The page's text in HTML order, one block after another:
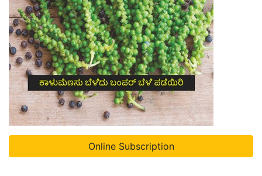
Online Subscription